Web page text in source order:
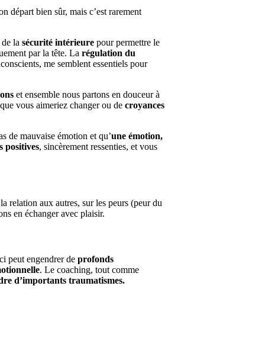
départ bien sûr, mais c’est rarement
la sécurité intérieurepour permettre le
par la tête. La régulation du
me semblent essentiels pour
et ensemble nous partons en douceur à
vous aimeriez changer ou de croyances
de mauvaise émotion et qu’une émotion,
positives, sincèrement ressenties, et vous
relation aux autres, sur les peurs (peur du
en échanger avec plaisir.
peut engendrer de profonds
. Le coaching, tout comme
d’importants traumatismes.